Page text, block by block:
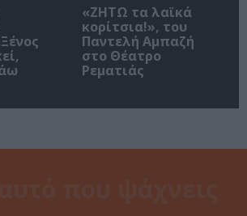
«ΖΗΤΩ τα λαϊκά
κορίτσια!», του
Παντελή Αμπαζή
στο Θέατρο
Ρεματιάς